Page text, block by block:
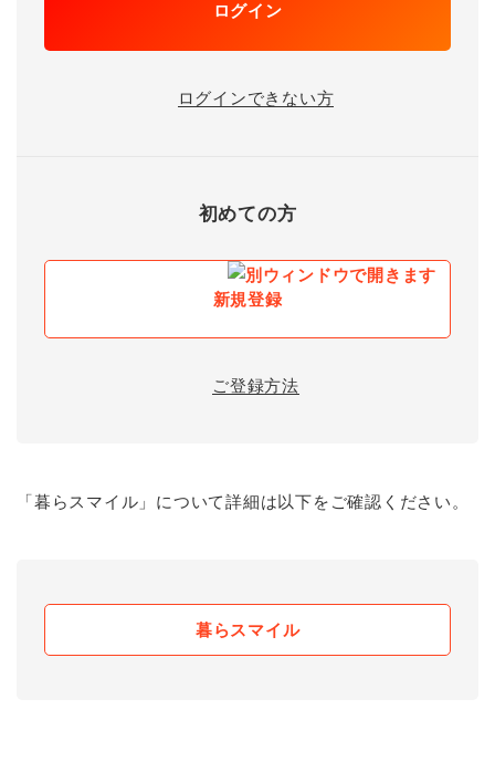
ログイン
ログインできない方
初めての方
新規登録
ご登録方法
「暮らスマイル」について詳細は以下をご確認ください。
暮らスマイル